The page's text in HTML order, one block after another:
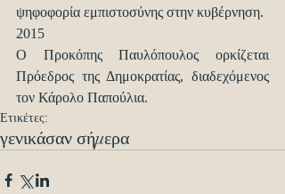
ψηφοφορία εμπιστοσύνης στην κυβέρνηση.
2015
Ο Προκόπης Παυλόπουλος ορκίζεται
Πρόεδρος της Δημοκρατίας, διαδεχόμενος
τον Κάρολο Παπούλια.
Ετικέτες:
γενικάσαν σήμερα